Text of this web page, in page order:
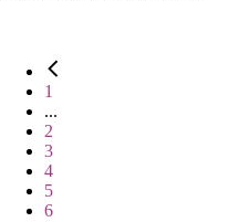
1
...
2
3
4
5
6